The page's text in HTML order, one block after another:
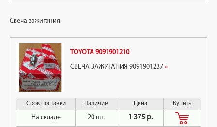
Свеча зажигания
TOYOTA 9091901210
СВЕЧА ЗАЖИГАНИЯ 9091901237 »
Срок поставки Наличие Цена Купить
На складе 20 шт. 1 375 р.